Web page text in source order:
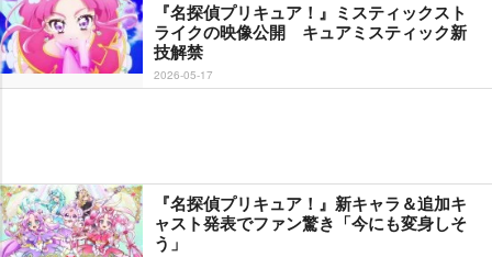
『名探偵プリキュア！』ミスティックスト
ライクの映像公開 キュアミスティック新
技解禁
2026-05-17
『名探偵プリキュア！』新キャラ＆追加キ
ャスト発表でファン驚き「今にも変身しそ
う」